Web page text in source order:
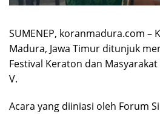
SUMENEP, koranmadura.com –
Madura, Jawa Timur ditunjuk
Festival Keraton dan Masyarakat
V.
Acara yang diiniasi oleh Forum